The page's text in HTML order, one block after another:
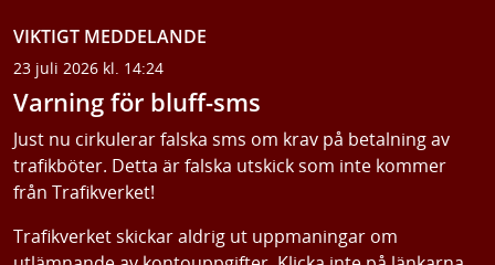
VIKTIGT MEDDELANDE
23 juli 2026 kl. 14:24
Varning för bluff-sms
Just nu cirkulerar falska sms om krav på betalning av
trafikböter. Detta är falska utskick som inte kommer
från Trafikverket!
Trafikverket skickar aldrig ut uppmaningar om